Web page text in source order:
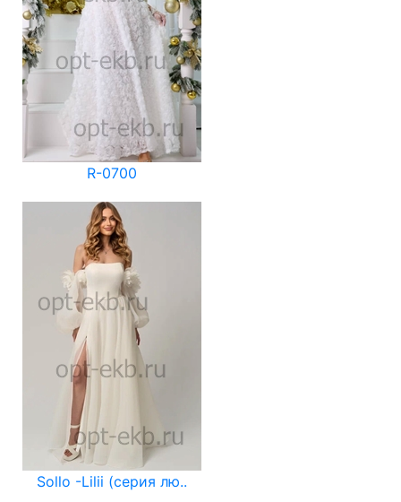
R-0700
Sollo -Lilii (серия лю..